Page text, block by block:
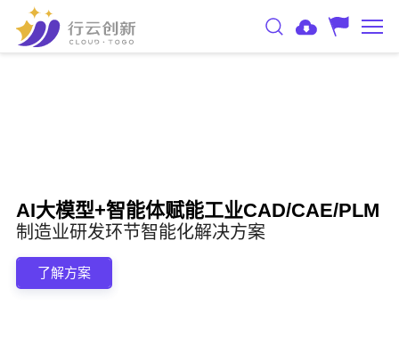
AI大模型+智能体赋能工业CAD/CAE/PLM
制造业研发环节智能化解决方案
了解方案